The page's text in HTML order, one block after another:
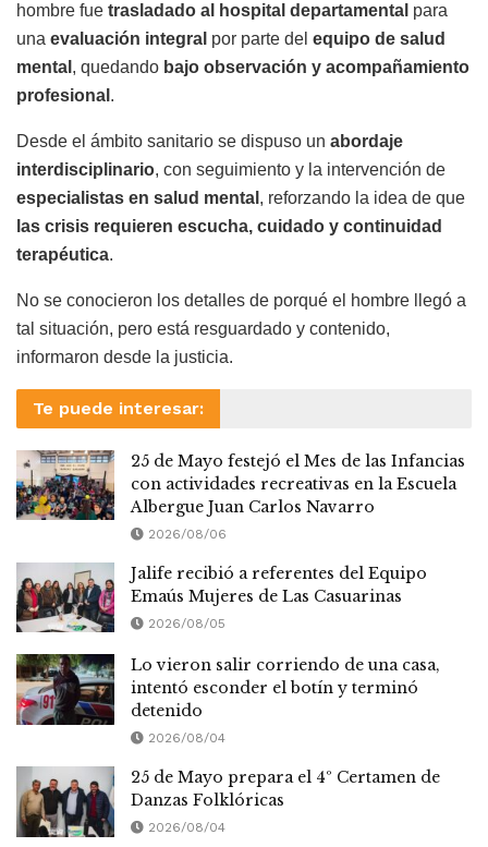
hombre fue trasladado al hospital departamental para
una evaluación integral por parte del equipo de salud
mental , quedando bajo observación y acompañamiento
profesional .
Desde el ámbito sanitario se dispuso un abordaje
interdisciplinario, con seguimiento y la intervención de
especialistas en salud mental , reforzando la idea de que
las crisis requieren escucha, cuidado y continuidad
terapéutica.
No se conocieron los detalles de porqué el hombre llegó a
tal situación, pero está resguardado y contenido,
informaron desde la justicia.
Te puede interesar:
25 de Mayo festejó el Mes de las Infancias
con actividades recreativas en la Escuela
Albergue Juan Carlos Navarro
2026/08/06
Jalife recibió a referentes del Equipo
Emaús Mujeres de Las Casuarinas
2026/08/05
Lo vieron salir corriendo de una casa,
intentó esconder el botín y terminó
detenido
2026/08/04
25 de Mayo prepara el 4º Certamen de
Danzas Folklóricas
2026/08/04